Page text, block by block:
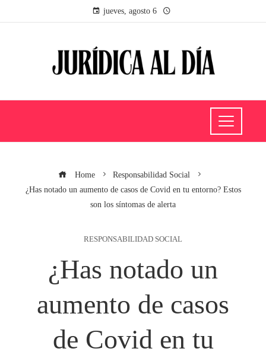
jueves, agosto 6
Home
Responsabilidad Social
¿Has notado un aumento de casos de Covid en tu entorno? Estos
son los síntomas de alerta
RESPONSABILIDAD SOCIAL
¿Has notado un
aumento de casos
de Covid en tu